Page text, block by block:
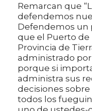
Remarcan que
defendemos
Defendemos un
que el Puerto de
Provincia de
administrado
porque si
administra sus
decisiones
todos los